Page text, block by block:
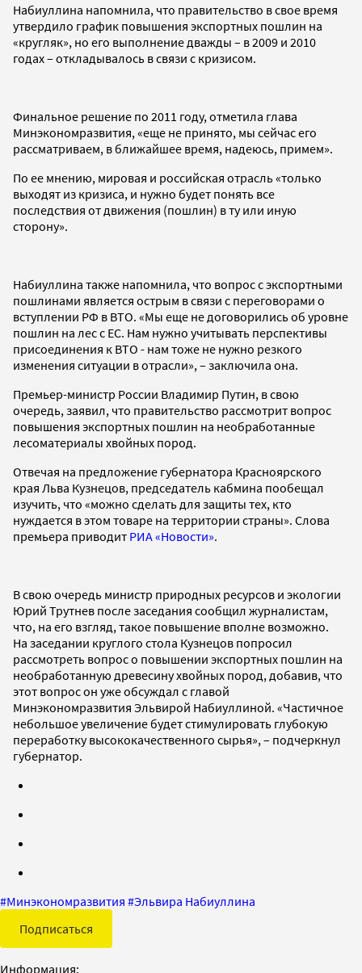
Набиуллина напомнила, что правительство в свое время
утвердило график повышения экспортных пошлин на
«кругляк», но его выполнение дважды – в 2009 и 2010
годах – откладывалось в связи с кризисом.
Финальное решение по 2011 году, отметила глава
Минэкономразвития, «еще не принято, мы сейчас его
рассматриваем, в ближайшее время, надеюсь, примем».
По ее мнению, мировая и российская отрасль «только
выходят из кризиса, и нужно будет понять все
последствия от движения (пошлин) в ту или иную
сторону».
Набиуллина также напомнила, что вопрос с экспортными
пошлинами является острым в связи с переговорами о
вступлении РФ в ВТО. «Мы еще не договорились об уровне
пошлин на лес с ЕС. Нам нужно учитывать перспективы
присоединения к ВТО - нам тоже не нужно резкого
изменения ситуации в отрасли», – заключила она.
Премьер-министр России Владимир Путин, в свою
очередь, заявил, что правительство рассмотрит вопрос
повышения экспортных пошлин на необработанные
лесоматериалы хвойных пород.
Отвечая на предложение губернатора Красноярского
края Льва Кузнецов, председатель кабмина пообещал
изучить, что «можно сделать для защиты тех, кто
нуждается в этом товаре на территории страны». Слова
премьера приводит РИА «Новости».
В свою очередь министр природных ресурсов и экологии
Юрий Трутнев после заседания сообщил журналистам,
что, на его взгляд, такое повышение вполне возможно.
На заседании круглого стола Кузнецов попросил
рассмотреть вопрос о повышении экспортных пошлин на
необработанную древесину хвойных пород, добавив, что
этот вопрос он уже обсуждал с главой
Минэкономразвития Эльвирой Набиуллиной. «Частичное
небольшое увеличение будет стимулировать глубокую
переработку высококачественного сырья», – подчеркнул
губернатор.
#Минэкономразвития #Эльвира Набиуллина
Подписаться
Информация: